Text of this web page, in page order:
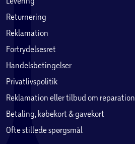
Returnering
Reklamation
Fortrydelsesret
Handelsbetingelser
Privatlivspolitik
Reklamation eller tilbud om reparation
Betaling, købekort & gavekort
Ofte stillede spørgsmål